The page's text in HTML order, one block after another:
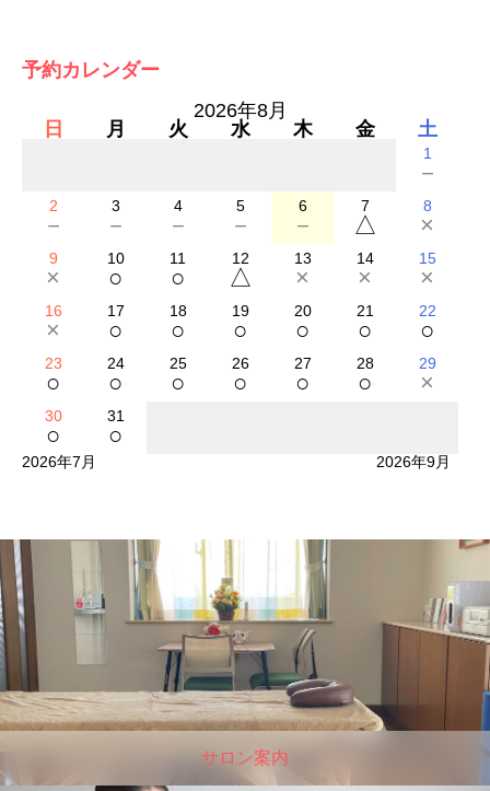
予約カレンダー
2026年8月
日
月 火 水 木 金 土
1
－
2
－
3
－
4
－
5
－
6
－
7
△
8
×
9
×
10
○
11
○
12
△
13
×
14
×
15
×
16
×
17
○
18
○
19
○
20
○
21
○
22
○
23
○
24
○
25
○
26
○
27
○
28
○
29
×
30
○
31
○
2026年7月 2026年9月
サロン案内